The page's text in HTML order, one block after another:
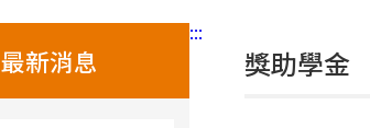
最新消息
:::
獎助學金